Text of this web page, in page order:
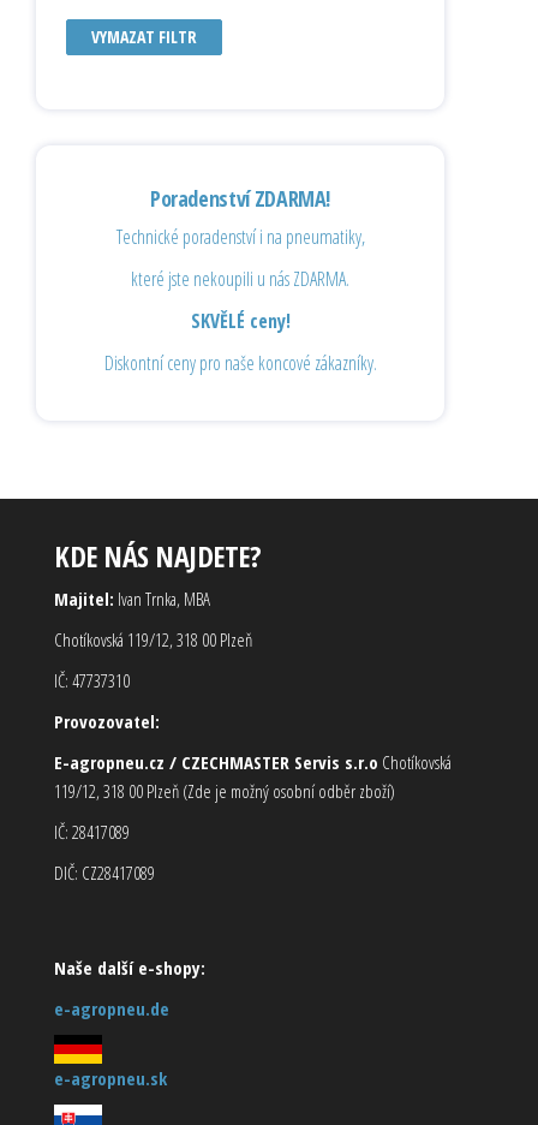
VYMAZAT FILTR
Poradenství ZDARMA!
Technické poradenství i na pneumatiky,
které jste nekoupili u nás ZDARMA.
SKVĚLÉ ceny!
Diskontní ceny pro naše koncové zákazníky.
KDE NÁS NAJDETE?
Majitel: Ivan Trnka, MBA
Chotíkovská 119/12, 318 00 Plzeň
IČ: 47737310
Provozovatel:
E-agropneu.cz / CZECHMASTER Servis s.r.o Chotíkovská
119/12, 318 00 Plzeň (Zde je možný osobní odběr zboží)
IČ: 28417089
DIČ: CZ28417089
Naše další e-shopy:
e-agropneu.de
e-agropneu.sk